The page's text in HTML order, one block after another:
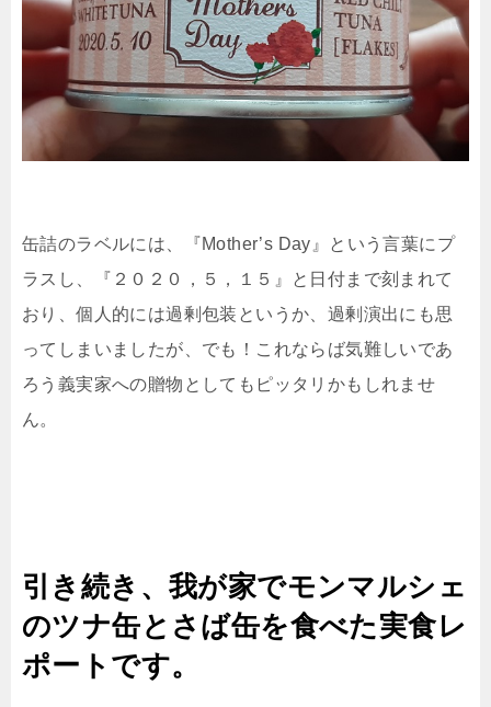
缶詰のラベルには、『Mother’s Day』という言葉にプ
ラスし、『２０２０，５，１５』と日付まで刻まれて
おり、個人的には過剰包装というか、過剰演出にも思
ってしまいましたが、でも！これならば気難しいであ
ろう義実家への贈物としてもピッタリかもしれませ
ん。
引き続き、我が家でモンマルシェ
のツナ缶とさば缶を食べた実食レ
ポートです。